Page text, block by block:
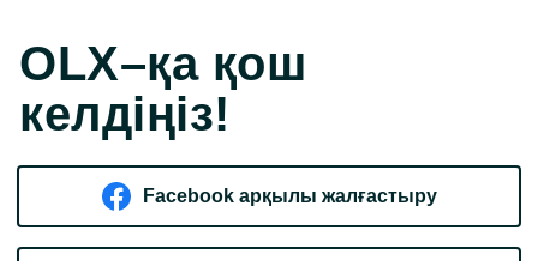
OLX–қа қош
келдіңіз!
Facebook арқылы жалғастыру